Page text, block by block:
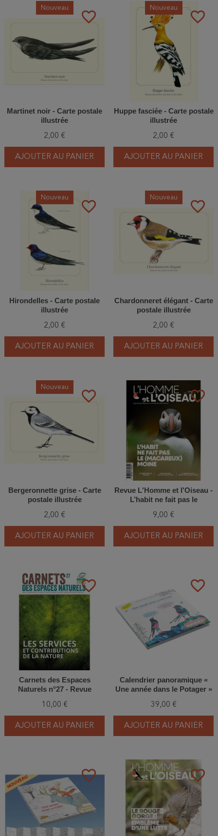
favorite_border
Nouveau
Martinet noir - Carte postale
illustrée
2,00 €
AJOUTER AU PANIER
favorite_border
Nouveau
Huppe fasciée - Carte postale
illustrée
2,00 €
AJOUTER AU PANIER
favorite_border
Nouveau
Hirondelles - Carte postale
illustrée
2,00 €
AJOUTER AU PANIER
favorite_border
Nouveau
Chardonneret élégant - Carte
postale illustrée
2,00 €
AJOUTER AU PANIER
favorite_border
Nouveau
Bergeronnette grise - Carte
postale illustrée
2,00 €
AJOUTER AU PANIER
favorite_border
Revue L'Homme et l'Oiseau -
L’habit ne fait pas le
9,00 €
AJOUTER AU PANIER
favorite_border
Carnets des Espaces
Naturels n°27 - Revue
10,00 €
AJOUTER AU PANIER
favorite_border
Calendrier panoramique «
Une année dans le Potager »
39,00 €
AJOUTER AU PANIER
favorite_border favorite_border